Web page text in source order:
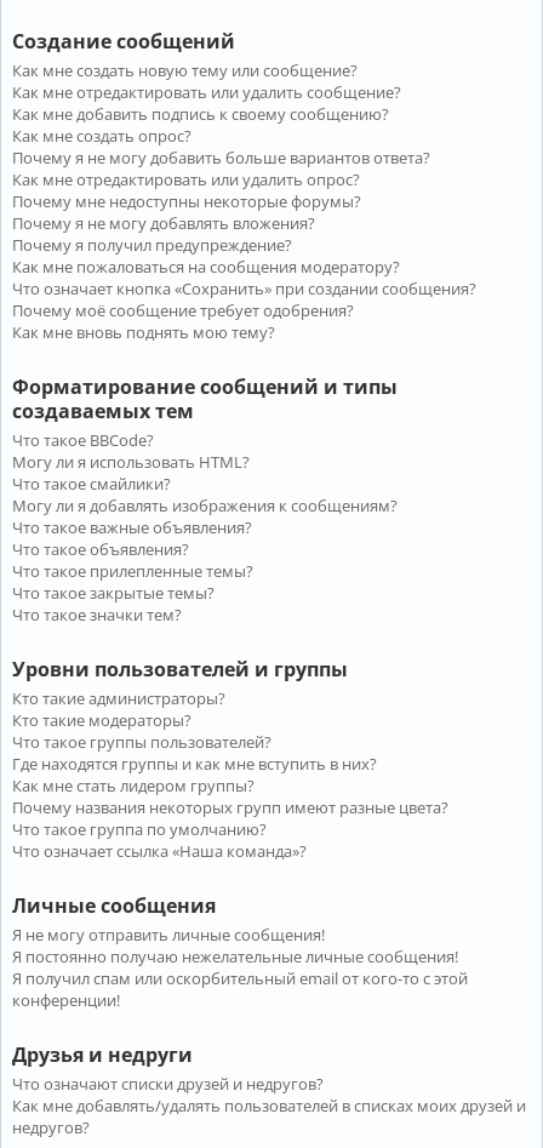
Создание сообщений
Как мне создать новую тему или сообщение?
Как мне отредактировать или удалить сообщение?
Как мне добавить подпись к своему сообщению?
Как мне создать опрос?
Почему я не могу добавить больше вариантов ответа?
Как мне отредактировать или удалить опрос?
Почему мне недоступны некоторые форумы?
Почему я не могу добавлять вложения?
Почему я получил предупреждение?
Как мне пожаловаться на сообщения модератору?
Что означает кнопка «Сохранить» при создании сообщения?
Почему моё сообщение требует одобрения?
Как мне вновь поднять мою тему?
Форматирование сообщений и типы
создаваемых тем
Что такое BBCode?
Могу ли я использовать HTML?
Что такое смайлики?
Могу ли я добавлять изображения к сообщениям?
Что такое важные объявления?
Что такое объявления?
Что такое прилепленные темы?
Что такое закрытые темы?
Что такое значки тем?
Уровни пользователей и группы
Кто такие администраторы?
Кто такие модераторы?
Что такое группы пользователей?
Где находятся группы и как мне вступить в них?
Как мне стать лидером группы?
Почему названия некоторых групп имеют разные цвета?
Что такое группа по умолчанию?
Что означает ссылка «Наша команда»?
Личные сообщения
Я не могу отправить личные сообщения!
Я постоянно получаю нежелательные личные сообщения!
Я получил спам или оскорбительный email от кого-то с этой
конференции!
Друзья и недруги
Что означают списки друзей и недругов?
Как мне добавлять/удалять пользователей в списках моих друзей и
недругов?